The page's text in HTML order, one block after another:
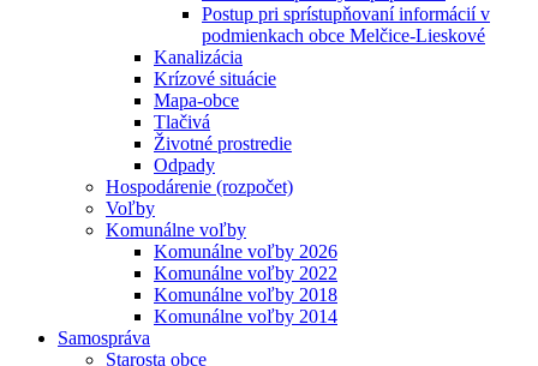
Postup pri sprístupňovaní informácií v
podmienkach obce Melčice-Lieskové
Kanalizácia
Krízové situácie
Mapa-obce
Tlačivá
Životné prostredie
Odpady
Hospodárenie (rozpočet)
Voľby
Komunálne voľby
Komunálne voľby 2026
Komunálne voľby 2022
Komunálne voľby 2018
Komunálne voľby 2014
Samospráva
Starosta obce